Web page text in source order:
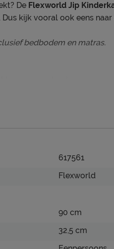
De Flexworld Jip
kijk vooral ook eens naar
bedbodem en matras.
ieder kind
zo lang mogelijk
617561
Flexworld
90 cm
32,5 cm